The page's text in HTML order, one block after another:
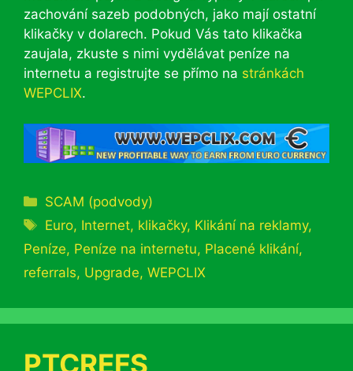
zachování sazeb podobných, jako mají ostatní
klikačky v dolarech. Pokud Vás tato klikačka
zaujala, zkuste s nimi vydělávat peníze na
internetu a registrujte se přímo na stránkách
WEPCLIX.
Rubriky
SCAM (podvody)
Štítky
Euro, Internet, klikačky, Klikání na reklamy,
Peníze, Peníze na internetu, Placené klikání,
referrals, Upgrade, WEPCLIX
PTCREFS